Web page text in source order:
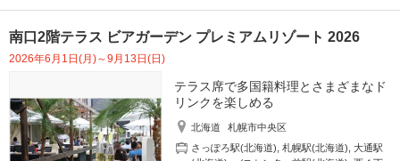
南口2階テラス ビアガーデン プレミアムリゾート 2026
2026年6月1日(月)～9月13日(日)
テラス席で多国籍料理とさまざまなド
リンクを楽しめる
北海道
札幌市中央区
さっぽろ駅(北海道),札幌駅(北海道),大通駅